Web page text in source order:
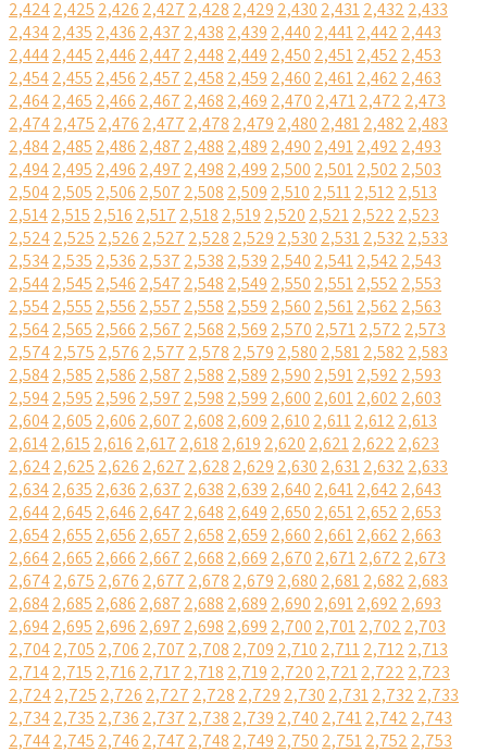
2,4242,425 2,426 2,427 2,428 2,429 2,430 2,4312,432 2,433
2,4342,435 2,436 2,437 2,438 2,439 2,440 2,4412,442 2,443
2,4442,445 2,446 2,447 2,448 2,449 2,450 2,4512,452 2,453
2,4542,455 2,456 2,457 2,458 2,459 2,460 2,4612,462 2,463
2,4642,465 2,466 2,467 2,468 2,469 2,470 2,4712,472 2,473
2,4742,475 2,476 2,477 2,478 2,479 2,480 2,4812,482 2,483
2,4842,485 2,486 2,487 2,488 2,489 2,490 2,4912,492 2,493
2,4942,495 2,496 2,497 2,498 2,499 2,500 2,5012,502 2,503
2,5042,505 2,506 2,507 2,508 2,509 2,510 2,5112,512 2,513
2,5142,515 2,516 2,517 2,518 2,519 2,520 2,5212,522 2,523
2,5242,525 2,526 2,527 2,528 2,529 2,530 2,5312,532 2,533
2,5342,535 2,536 2,537 2,538 2,539 2,540 2,5412,542 2,543
2,5442,545 2,546 2,547 2,548 2,549 2,550 2,5512,552 2,553
2,5542,555 2,556 2,557 2,558 2,559 2,560 2,5612,562 2,563
2,5642,565 2,566 2,567 2,568 2,569 2,570 2,5712,572 2,573
2,5742,575 2,576 2,577 2,578 2,579 2,580 2,5812,582 2,583
2,5842,585 2,586 2,587 2,588 2,589 2,590 2,5912,592 2,593
2,5942,595 2,596 2,597 2,598 2,599 2,600 2,6012,602 2,603
2,6042,605 2,606 2,607 2,608 2,609 2,610 2,6112,612 2,613
2,6142,615 2,616 2,617 2,618 2,619 2,620 2,6212,622 2,623
2,6242,625 2,626 2,627 2,628 2,629 2,630 2,6312,632 2,633
2,6342,635 2,636 2,637 2,638 2,639 2,640 2,6412,642 2,643
2,6442,645 2,646 2,647 2,648 2,649 2,650 2,6512,652 2,653
2,6542,655 2,656 2,657 2,658 2,659 2,660 2,6612,662 2,663
2,6642,665 2,666 2,667 2,668 2,669 2,670 2,6712,672 2,673
2,6742,675 2,676 2,677 2,678 2,679 2,680 2,6812,682 2,683
2,6842,685 2,686 2,687 2,688 2,689 2,690 2,6912,692 2,693
2,6942,695 2,696 2,697 2,698 2,699 2,700 2,7012,702 2,703
2,7042,705 2,706 2,707 2,708 2,709 2,710 2,7112,712 2,713
2,7142,715 2,716 2,717 2,718 2,719 2,720 2,7212,722 2,723
2,7242,725 2,726 2,727 2,728 2,729 2,730 2,7312,732 2,733
2,7342,735 2,736 2,737 2,738 2,739 2,740 2,7412,742 2,743
2,7442,745 2,746 2,747 2,748 2,749 2,750 2,7512,752 2,753